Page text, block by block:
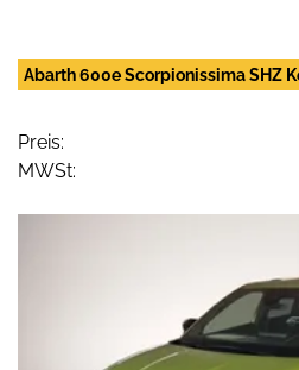
Abarth 600e Scorpionissima SHZ
Preis:
MWSt: